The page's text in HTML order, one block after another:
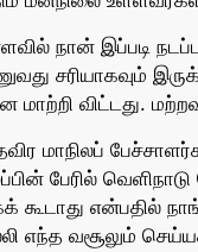
நான் இப்படி
சரியாகவும்
மாற்றி விட்டது.
மாநிலப்
பேரில்
கூடாது என்பதில்
எந்த வசூலும்